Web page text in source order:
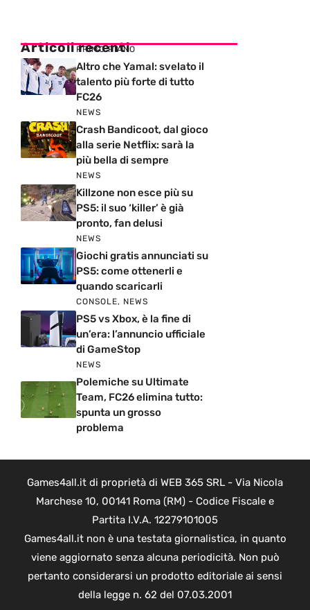
Articoli recenti
PRIMO PIANO
Altro che Yamal: svelato il
talento più forte di tutto
FC26
NEWS
Crash Bandicoot, dal gioco
alla serie Netflix: sarà la
più bella di sempre
NEWS
Killzone non esce più su
PS5: il suo ‘killer’ è già
pronto, fan delusi
NEWS
Giochi gratis annunciati su
PS5: come ottenerli e
quando scaricarli
CONSOLE, NEWS
PS5 vs Xbox, è la fine di
un’era: l’annuncio ufficiale
di GameStop
NEWS
Polemiche su Ultimate
Team, FC26 elimina tutto:
spunta un grosso
problema
Games4all.it di proprietà di WEB 365 SRL - Via Nicola
Marchese 10, 00141 Roma (RM) - Codice Fiscale e
Partita I.V.A. 12279101005
Games4all.it non è una testata giornalistica, in quanto
viene aggiornato senza alcuna periodicità. Non può
pertanto considerarsi un prodotto editoriale ai sensi
della legge n. 62 del 07.03.2001